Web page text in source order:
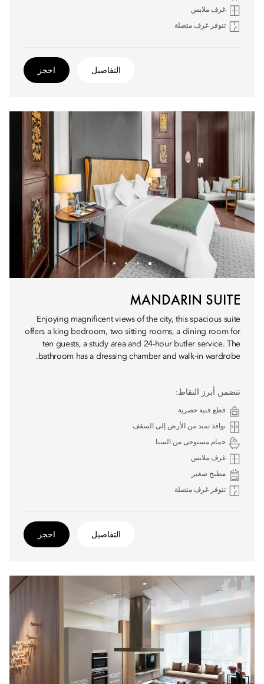
غرف ملابس
تتوفر غرف متصلة
التفاصيل احجز
MANDARIN SUITE
Enjoying magnificent views of the city, this spacious suite
offers a king bedroom, two sitting rooms, a dining room for
ten guests, a study area and 24-hour butler service. The
bathroom has a dressing chamber and walk-in wardrobe.
تتضمن أبرز النقاط:
قطع فنية حصرية
نوافذ تمتد من الأرض إلى السقف
حمام مستوحى من السبا
غرف ملابس
مطبخ صغير
تتوفر غرف متصلة
التفاصيل احجز